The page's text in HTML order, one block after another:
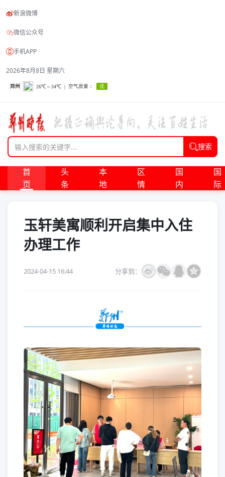
新浪微博
微信公众号
手机APP
2026年8月8日 星期六
搜索
首
页
头
条
本
地
区
情
国
内
国
际
玉轩美寓顺利开启集中入住
办理工作
2024-04-15 16:44 分享到：